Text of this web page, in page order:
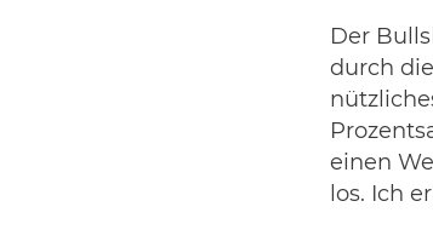
Der
durch
einen
los. Ich